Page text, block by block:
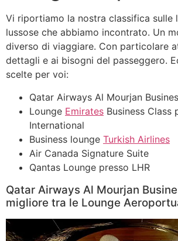
Vi riportiamo la nostra classifica sulle
lussose che abbiamo incontrato. Un
diverso di viaggiare. Con particolare
dettagli e ai bisogni del passeggero.
scelte per voi:
Qatar Airways Al Mourjan
Lounge Emirates Business Class
International
Business lounge Turkish Airlines
Air Canada Signature Suite
Qantas Lounge presso LHR
Qatar Airways Al Mourjan
migliore tra le Lounge